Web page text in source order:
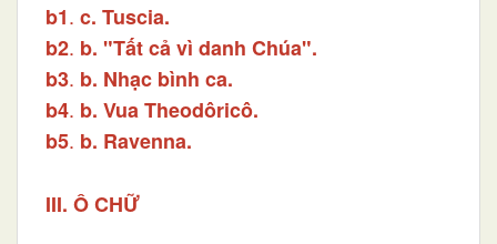
b1. c. Tuscia.
b2. b. "Tất cả vì danh Chúa".
b3. b. Nhạc bình ca.
b4. b. Vua Theodôricô.
b5. b. Ravenna.
III. Ô CHỮ